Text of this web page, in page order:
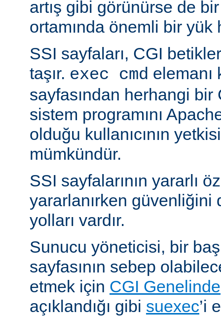
artış gibi görünürse de
ortamında önemli bir yük
SSI sayfaları, CGI
taşır. exec cmd elemanı
sayfasından herhangi
sistem programını
olduğu kullanıcının
mümkündür.
SSI sayfalarının yararlı
yararlanırken güvenliğini
yolları vardır.
Sunucu yöneticisi, bir
sayfasının sebep
etmek için CGI Genelinde
açıklandığı gibi suexec’i